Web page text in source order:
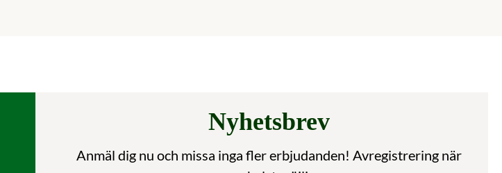
Nyhetsbrev
Anmäl dig nu och missa inga fler erbjudanden! Avregistrering när